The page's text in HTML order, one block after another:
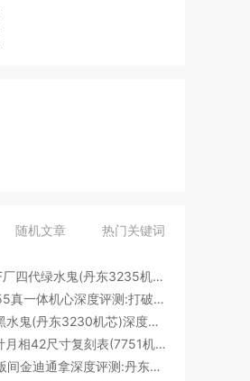
随机文章 热门关键词
真假对决:ARF厂四代绿水鬼(丹东3235机芯)深度评测
VS厂丹东3255真一体机心深度评测:打破市场乱象,重塑复刻机芯新标杆​
VS厂41无历黑水鬼(丹东3230机芯)深度评测:性能与破绽全解析
GS厂浪琴八针月相42尺寸复刻表(7751机芯)细节全析
VS厂V2配重版间金迪通拿深度评测:丹东4131机芯加持下的165克精密之作​